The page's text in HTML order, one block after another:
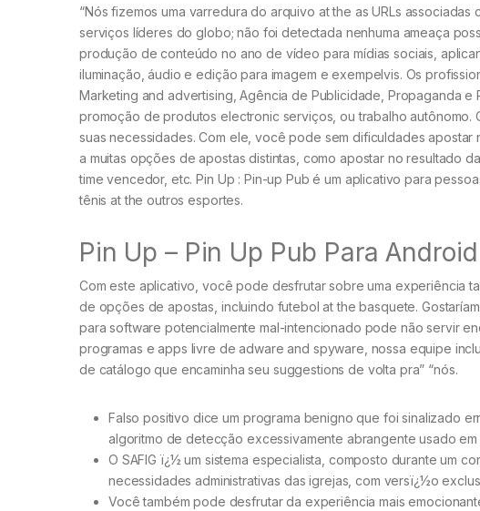
“Nós fizemos uma varredura do arquivo at the as URLs
serviços líderes do globo; não foi detectada nenhuma ameaça
produção de conteúdo no ano de vídeo para mídias sociais,
iluminação, áudio e edição para imagem e exempelvis. Os
Marketing and advertising, Agência de Publicidade, Propaganda
promoção de produtos electronic serviços, ou trabalho
suas necessidades. Com ele, você pode sem dificuldades
a muitas opções de apostas distintas, como apostar no resultado
time vencedor, etc. Pin Up : Pin-up Pub é um aplicativo para
tênis at the outros esportes.
Pin Up – Pin Up Pub Para Android
Com este aplicativo, você pode desfrutar sobre uma experiência
de opções de apostas, incluindo futebol at the basquete.
para software potencialmente mal-intencionado pode não servir
programas e apps livre de adware and spyware, nossa equipe
de catálogo que encaminha seu suggestions de volta pra” “nós.
Falso positivo dice um programa benigno que foi sinalizado
algoritmo de detecção excessivamente abrangente usado em
O SAFIG ï¿½ um sistema especialista, composto durante um
necessidades administrativas das igrejas, com versï¿½o
Você também pode desfrutar da experiência mais